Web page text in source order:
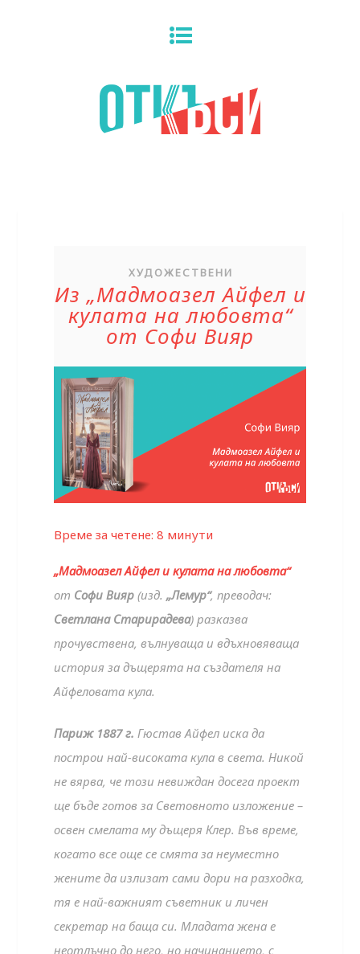
ХУДОЖЕСТВЕНИ
Из „Мадмоазел Айфел и
кулата на любовта“
от Софи Вияр
Време за четене:8 минути
„Мадмоазел Айфел и кулата на любовта“
от Софи Вияр (изд.„Лемур“, преводач:
Светлана Старирадева) разказва
прочувствена, вълнуваща и вдъхновяваща
история за дъщерята на създателя на
Айфеловата кула.
Париж 1887 г. Гюстав Айфел иска да
построи най-високата кула в света. Никой
не вярва, че този невиждан досега проект
ще бъде готов за Световното изложение –
освен смелата му дъщеря Клер. Във време,
когато все още се смята за неуместно
жените да излизат сами дори на разходка,
тя е най-важният съветник и личен
секретар на баща си. Младата жена е
неотлъчно до него, но начинанието, с